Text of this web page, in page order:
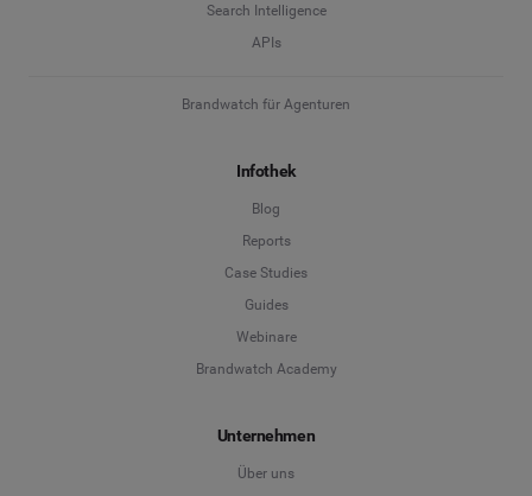
Search Intelligence
APIs
Brandwatch für Agenturen
Infothek
Blog
Reports
Case Studies
Guides
Webinare
Brandwatch Academy
Unternehmen
Über uns